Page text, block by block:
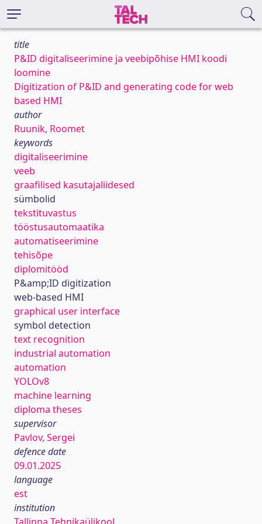
title
P&ID digitaliseerimine ja veebipõhise HMI koodi
loomine
Digitization of P&ID and generating code for web
based HMI
author
Ruunik, Roomet
keywords
digitaliseerimine
veeb
graafilised kasutajaliidesed
sümbolid
tekstituvastus
tööstusautomaatika
automatiseerimine
tehisõpe
diplomitööd
P&amp;ID digitization
web-based HMI
graphical user interface
symbol detection
text recognition
industrial automation
automation
YOLOv8
machine learning
diploma theses
supervisor
Pavlov, Sergei
defence date
09.01.2025
language
est
institution